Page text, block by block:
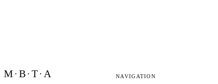
M·B·T·A NAVIGATION